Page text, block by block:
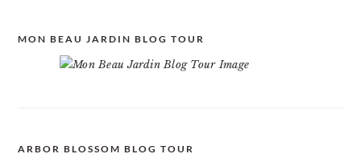
MON BEAU JARDIN BLOG TOUR
ARBOR BLOSSOM BLOG TOUR